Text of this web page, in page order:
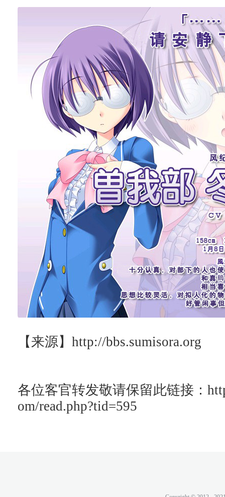
【来源】 http://bbs.sumisora.org
各位客官转发敬请保留此链接：
om/read.php?tid=595